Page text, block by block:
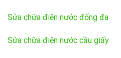
Sửa chữa điện nước đống đa
Sửa chữa điện nước cầu giấy